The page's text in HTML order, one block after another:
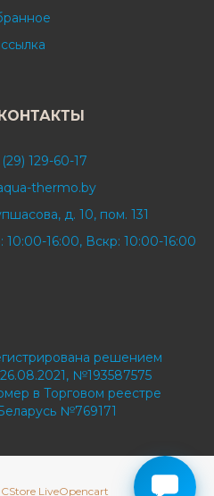
129-60-17
thermo.by
д. 10, пом. 131
16:00, Вскр: 10:00-16:00
решением
№193587575
в Торговом реестре
№769171
LiveOpencart